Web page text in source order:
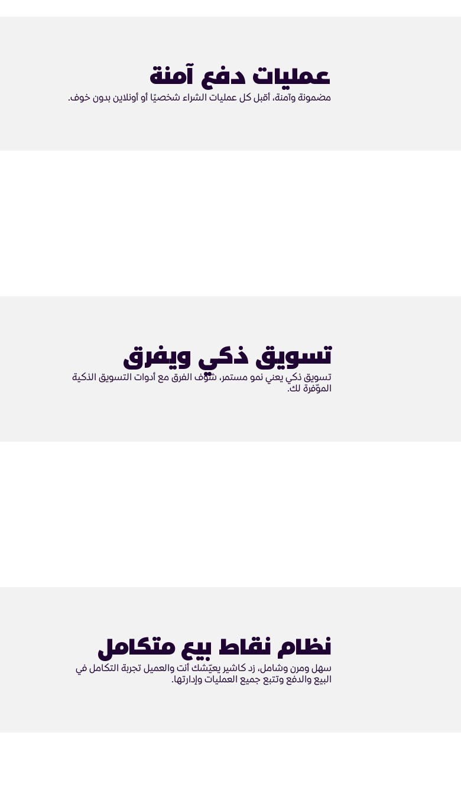
عمليات دفع آمنة
مضمونة وآمنة، أقبل كل عمليات الشراء شخصيًا أو أونلاين بدون خوف.
تسويق ذكي ويفرق
تسويق ذكي يعني نمو مستمر، شوف الفرق مع أدوات التسويق الذكية
الموّفرة لك.
نظام نقاط بيع متكامل
سهل ومرن وشامل، زد كاشير يعيّشك أنت والعميل تجربة التكامل في
البيع والدفع وتتبع جميع العمليات وإدارتها.